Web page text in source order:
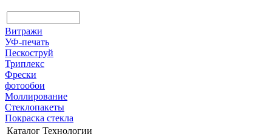
Витражи
УФ-печать
Пескоструй
Триплекс
Фрески
фотообои
Моллирование
Стеклопакеты
Покраска стекла
Каталог Технологии